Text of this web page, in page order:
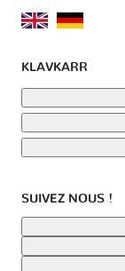
KLAVKARR
SUIVEZ NOUS !